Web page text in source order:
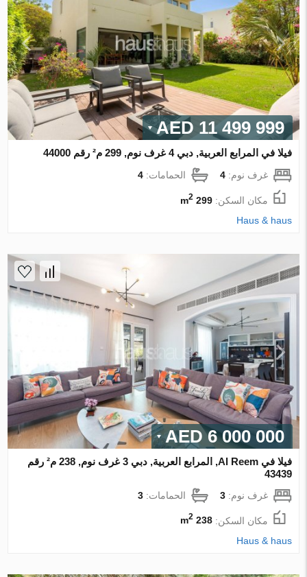
11 499 999 AED
فيلا في المرابع العربية, دبي 4 غرف نوم, 299 م² رقم 44000
غرف نوم:4 الحمامات:4
مكان السكن:299 m
2
Haus & haus
6 000 000 AED
فيلا في Al Reem, المرابع العربية, دبي 3 غرف نوم, 238 م² رقم
43439
غرف نوم:3 الحمامات:3
مكان السكن:238 m
2
Haus & haus